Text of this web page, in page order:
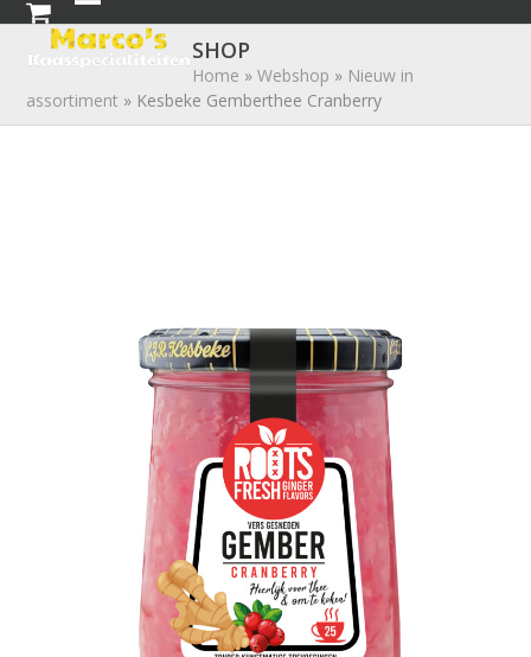
Skip
content
Open
mobile
menu
Close
mobile
menu
SHOP
Home »Webshop » Nieuw in
assortiment » Kesbeke Gemberthee Cranberry